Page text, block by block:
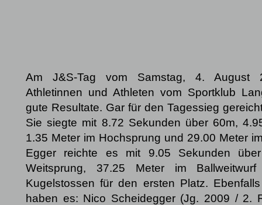
Am J&S-Tag vom Samstag, 4. August
Athletinnen und Athleten vom Sportklub
gute Resultate. Gar für den Tagessieg
Sie siegte mit 8.72 Sekunden über 60m,
1.35 Meter im Hochsprung und 29.00 Meter
Egger reichte es mit 9.05 Sekunden
Weitsprung, 37.25 Meter im
Kugelstossen für den ersten Platz.
haben es: Nico Scheidegger (Jg. 2009 / 2.